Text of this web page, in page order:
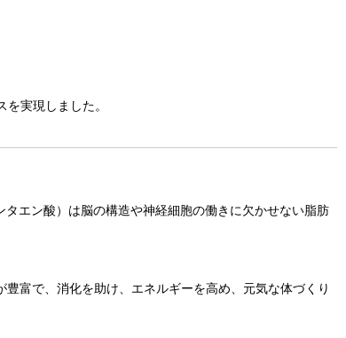
実現しました。
エン酸）は脳の構造や神経細胞の働きに欠かせない脂肪
富で、消化を助け、エネルギーを高め、元気な体づくり